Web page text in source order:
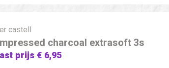
castell
charcoal extrasoft 3s
prijs € 6,95